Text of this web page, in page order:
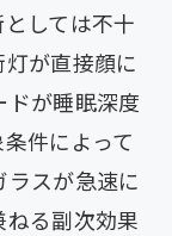
しては不十
が直接顔に
が睡眠深度
件によって
スが急速に
る副次効果